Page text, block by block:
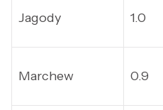
Jagody 1.0
Marchew 0.9